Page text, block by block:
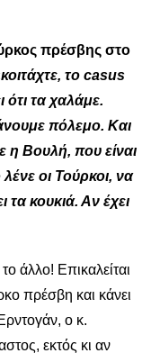
πρέσβης στο
κοιτάχτε, το casus
ότι τα χαλάμε.
πόλεμο. Και
η Βουλή, που είναι
οι Τούρκοι, να
τα κουκιά. Αν έχει
άλλο! Επικαλείται
πρέσβη και κάνει
ο κ.
εκτός κι αν